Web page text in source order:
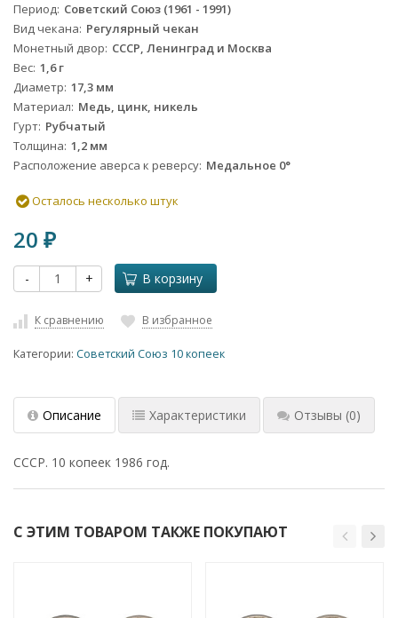
Период Советский Союз (1961 - 1991)
Вид чекана Регулярный чекан
Монетный двор СССР, Ленинград и Москва
Вес 1,6 г
Диаметр 17,3 мм
Материал Медь, цинк, никель
Гурт Рубчатый
Толщина 1,2 мм
Расположение аверса к реверсу Медальное 0°
Осталось несколько штук
20 ₽
- + В корзину
К сравнению В избранное
Категории: Советский Союз 10 копеек
Описание Характеристики Отзывы (0)
СССР. 10 копеек 1986 год.
С ЭТИМ ТОВАРОМ ТАКЖЕ ПОКУПАЮТ